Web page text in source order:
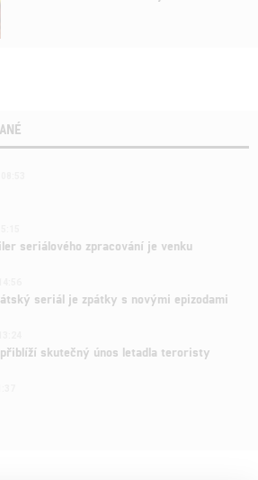
seriálového zpracování je venku
seriál je zpátky s novými epizodami
skutečný únos letadla teroristy